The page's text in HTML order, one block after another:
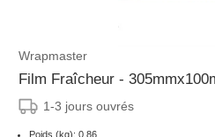
Wrapmaster
Film Fraîcheur -
1-3 jours ouvrés
Poids (kg): 0.86